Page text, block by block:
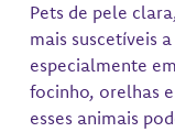
Pets de pele
mais suscetíveis
especialmente
focinho, orelhas
esses animais